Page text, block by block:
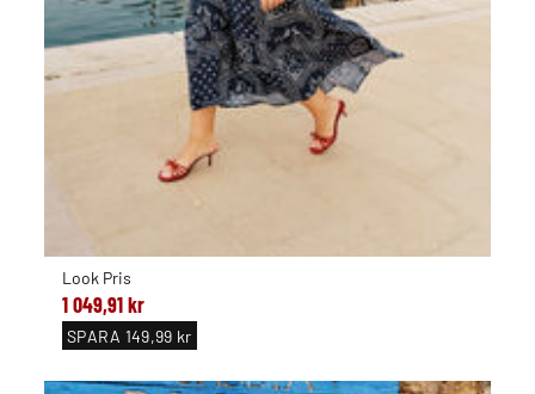
Look Pris
1 049,91 kr
SPARA 149,99 kr